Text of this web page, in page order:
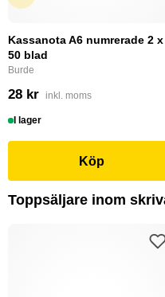
Kassanota A6 numrerade 2 x
50 blad
Burde
28 kr inkl. moms
I lager
Köp
Toppsäljare inom